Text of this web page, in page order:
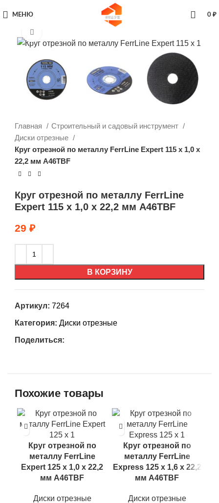
МЕНЮ 0 ₽
Главная
Строительный и садовый инструмент
Диски отрезные
Круг отрезной по металлу FerrLine Expert 115 х 1,0 х
22,2 мм A46TBF
Круг отрезной по металлу FerrLine
Expert 115 х 1,0 х 22,2 мм A46TBF
29 ₽
В КОРЗИНУ
Артикул: 7264
Категория: Диски отрезные
Поделиться:
Похожие товары
Круг отрезной по
металлу FerrLine
Expert 125 х 1,0 х 22,2
мм A46TBF
Диски отрезные
Круг отрезной по
металлу FerrLine
Express 125 х 1,6 х 22,2
мм A46TBF
Диски отрезные